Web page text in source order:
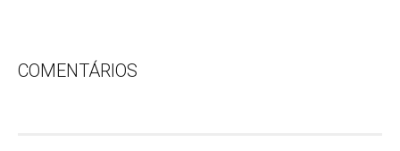
COMENTÁRIOS